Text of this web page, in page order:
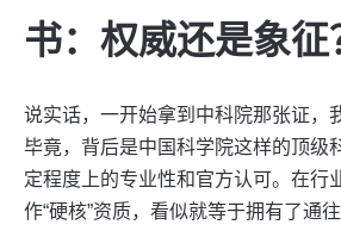
书：权威还是象征
说实话，一开始拿到中科院那张证，
毕竟，背后是中国科学院这样的顶级
定程度上的专业性和官方认可。在行
作“硬核”资质，看似就等于拥有了通